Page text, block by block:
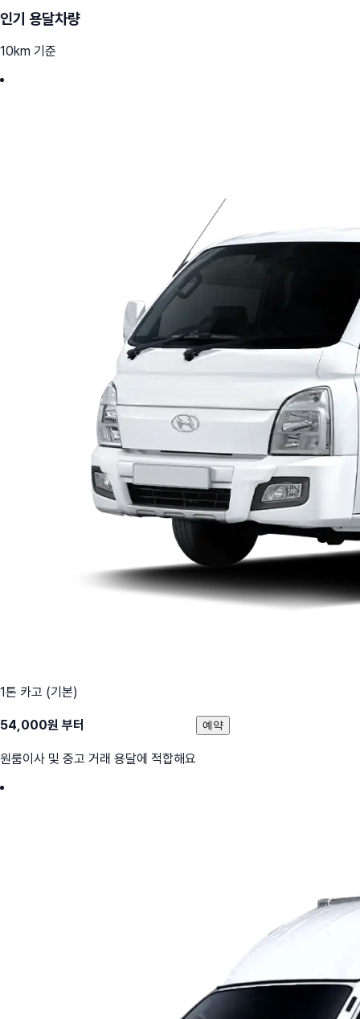
인기 용달차량
10km 기준
1톤 카고 (기본)
54,000원 부터
원룸이사 및 중고 거래 용달에 적합해요
예약